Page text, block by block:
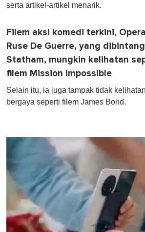
serta artikel-artikel menarik.
Filem aksi komedi terkini,
Ruse De Guerre, yang
Statham, mungkin kelihatan
filem Mission Impossible
Selain itu, ia juga tampak tidak
bergaya seperti filem James Bond.